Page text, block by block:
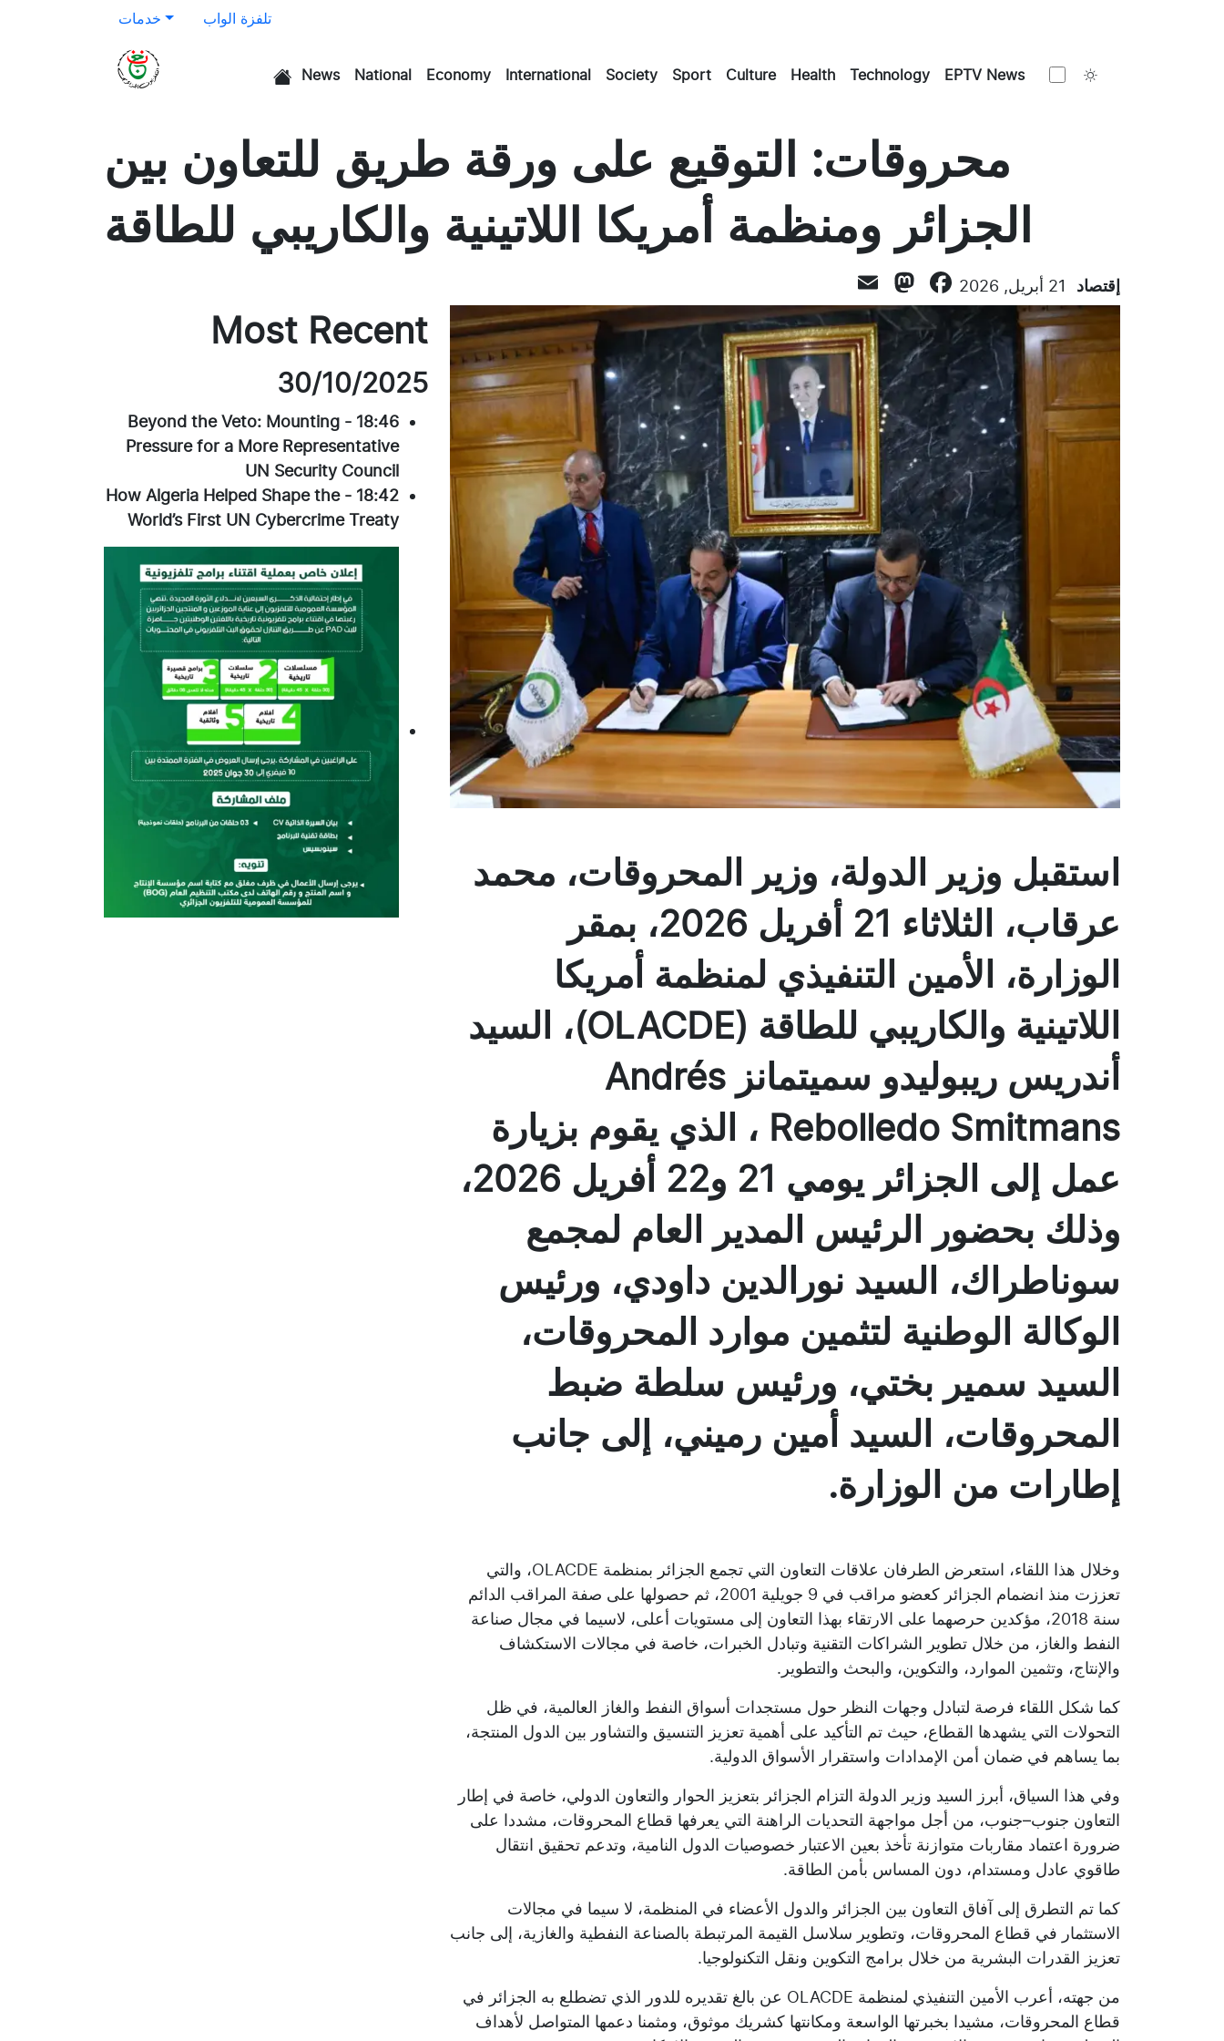
خدمات تلفزة الواب
News National Economy International Society Sport Culture Health Technology EPTV News
محروقات: التوقيع على ورقة طريق للتعاون بين
الجزائر ومنظمة أمريكا اللاتينية والكاريبي للطاقة
إقتصاد 21 أبريل, 2026 Facebook
Mastodon
استقبل وزير الدولة، وزير المحروقات، محمد
عرقاب، الثلاثاء 21 أفريل 2026، بمقر
الوزارة، الأمين التنفيذي لمنظمة أمريكا
اللاتينية والكاريبي للطاقة (OLACDE)، السيد
أندريس ريبوليدو سميتمانز Andrés
Rebolledo Smitmans ، الذي يقوم بزيارة
عمل إلى الجزائر يومي 21 و22 أفريل 2026،
وذلك بحضور الرئيس المدير العام لمجمع
سوناطراك، السيد نورالدين داودي، ورئيس
الوكالة الوطنية لتثمين موارد المحروقات،
السيد سمير بختي، ورئيس سلطة ضبط
المحروقات، السيد أمين رميني، إلى جانب
إطارات من الوزارة.
وخلال هذا اللقاء، استعرض الطرفان علاقات التعاون التي تجمع الجزائر بمنظمة OLACDE، والتي
تعززت منذ انضمام الجزائر كعضو مراقب في 9 جويلية 2001، ثم حصولها على صفة المراقب الدائم
سنة 2018، مؤكدين حرصهما على الارتقاء بهذا التعاون إلى مستويات أعلى، لاسيما في مجال صناعة
النفط والغاز، من خلال تطوير الشراكات التقنية وتبادل الخبرات، خاصة في مجالات الاستكشاف
والإنتاج، وتثمين الموارد، والتكوين، والبحث والتطوير.
كما شكل اللقاء فرصة لتبادل وجهات النظر حول مستجدات أسواق النفط والغاز العالمية، في ظل
التحولات التي يشهدها القطاع، حيث تم التأكيد على أهمية تعزيز التنسيق والتشاور بين الدول المنتجة،
بما يساهم في ضمان أمن الإمدادات واستقرار الأسواق الدولية.
وفي هذا السياق، أبرز السيد وزير الدولة التزام الجزائر بتعزيز الحوار والتعاون الدولي، خاصة في إطار
التعاون جنوب–جنوب، من أجل مواجهة التحديات الراهنة التي يعرفها قطاع المحروقات، مشددا على
ضرورة اعتماد مقاربات متوازنة تأخذ بعين الاعتبار خصوصيات الدول النامية، وتدعم تحقيق انتقال
طاقوي عادل ومستدام، دون المساس بأمن الطاقة.
كما تم التطرق إلى آفاق التعاون بين الجزائر والدول الأعضاء في المنظمة، لا سيما في مجالات
الاستثمار في قطاع المحروقات، وتطوير سلاسل القيمة المرتبطة بالصناعة النفطية والغازية، إلى جانب
تعزيز القدرات البشرية من خلال برامج التكوين ونقل التكنولوجيا.
من جهته، أعرب الأمين التنفيذي لمنظمة OLACDE عن بالغ تقديره للدور الذي تضطلع به الجزائر في
قطاع المحروقات، مشيدا بخبرتها الواسعة ومكانتها كشريك موثوق، ومثمنا دعمها المتواصل لأهداف
Most Recent
30/10/2025
18:46
-
Beyond the Veto: Mounting
Pressure for a More Representative
UN Security Council
18:42
-
How Algeria Helped Shape the
World’s First UN Cybercrime Treaty